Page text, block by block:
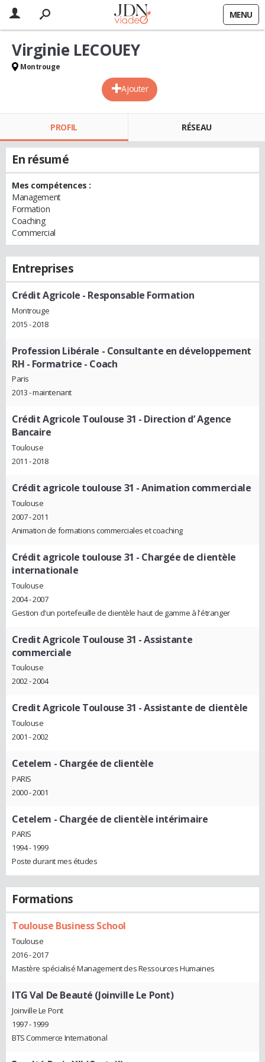
MENU
Ajouter
Virginie LECOUEY
Montrouge
PROFIL RÉSEAU
En résumé
Mes compétences :
Management
Formation
Coaching
Commercial
Entreprises
Crédit Agricole - Responsable Formation
Montrouge
2015 - 2018
Profession Libérale - Consultante en développement
RH - Formatrice - Coach
Paris
2013 - maintenant
Crédit Agricole Toulouse 31 - Direction d’ Agence
Bancaire
Toulouse
2011 - 2018
Crédit agricole toulouse 31 - Animation commerciale
Toulouse
2007 - 2011
Animation de formations commerciales et coaching
Crédit agricole toulouse 31 - Chargée de clientèle
internationale
Toulouse
2004 - 2007
Gestion d'un portefeuille de clientèle haut de gamme à l'étranger
Credit Agricole Toulouse 31 - Assistante
commerciale
Toulouse
2002 - 2004
Credit Agricole Toulouse 31 - Assistante de clientèle
Toulouse
2001 - 2002
Cetelem - Chargée de clientèle
PARIS
2000 - 2001
Cetelem - Chargée de clientèle intérimaire
PARIS
1994 - 1999
Poste durant mes études
Formations
Toulouse Business School
Toulouse
2016 - 2017
Mastère spécialisé Management des Ressources Humaines
ITG Val De Beauté (Joinville Le Pont)
Joinville Le Pont
1997 - 1999
BTS Commerce International